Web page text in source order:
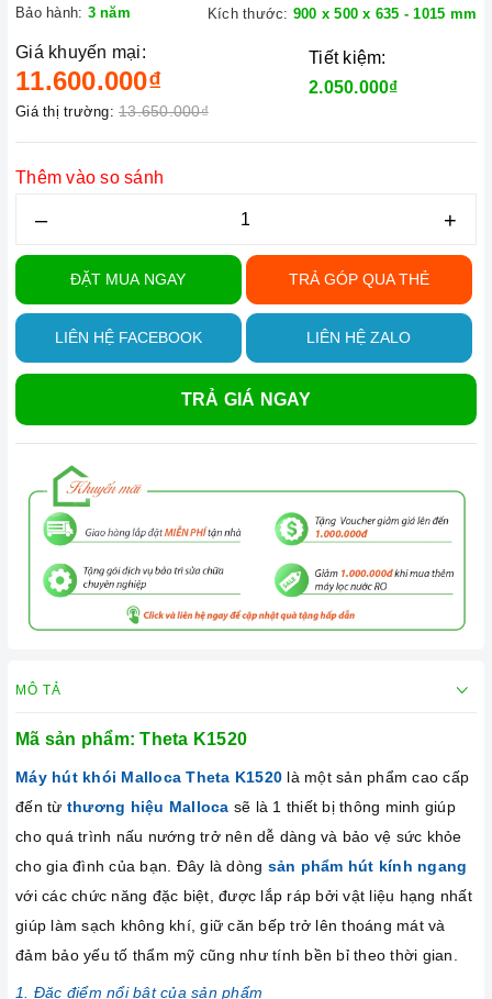
Bảo hành: 3 năm
Kích thước: 900 x 500 x 635 - 1015 mm
Giá khuyến mại:
11.600.000₫
Giá thị trường: 13.650.000₫
Tiết kiệm:
2.050.000₫
Thêm vào so sánh
– +
ĐẶT MUA NGAY TRẢ GÓP QUA THẺ
LIÊN HỆ FACEBOOK LIÊN HỆ ZALO
TRẢ GIÁ NGAY
MÔ TẢ
Mã sản phẩm:Theta K1520
Máy hút khói MallocaTheta K1520 là một sản phẩm cao cấp
đến từ thương hiệu Malloca sẽ là 1 thiết bị thông minh giúp
cho quá trình nấu nướng trở nên dễ dàng và bảo vệ sức khỏe
cho gia đình của bạn. Đây là dòng sản phẩm hút kính ngang
với các chức năng đặc biệt, được lắp ráp bởi vật liệu hạng nhất
giúp làm sạch không khí, giữ căn bếp trở lên thoáng mát và
đảm bảo yếu tố thẩm mỹ cũng như tính bền bỉ theo thời gian.
1. Đặc điểm nổi bật của sản phẩm